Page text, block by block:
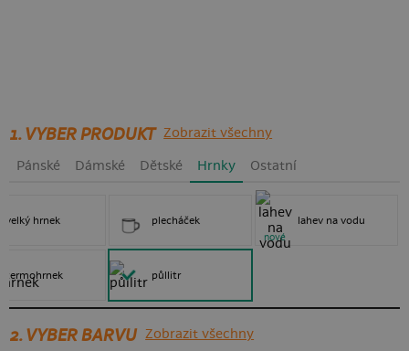
1. VYBER PRODUKT Zobrazit všechny
Pánské Dámské Dětské Hrnky Ostatní
velký hrnek
termohrnek
plecháček
půllitr
lahev na vodu
nové
2. VYBER BARVU Zobrazit všechny